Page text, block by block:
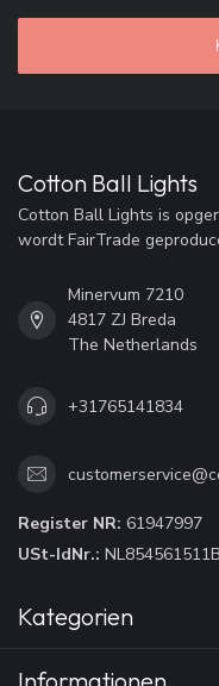
Cotton Ball Lights
Cotton Ball Lights is
wordt FairTrade
Minervum 7210
4817 ZJ Breda
The Netherlands
+31765141834
Register NR: 61947997
USt-IdNr.:
Kategorien